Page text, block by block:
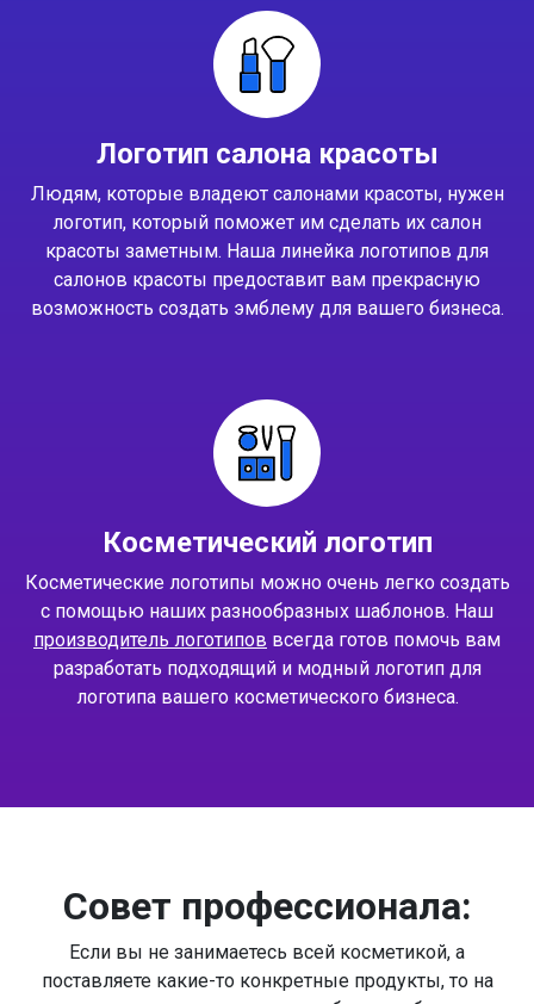
Логотип салона красоты
Людям, которые владеют салонами красоты, нужен
логотип, который поможет им сделать их салон
красоты заметным. Наша линейка логотипов для
салонов красоты предоставит вам прекрасную
возможность создать эмблему для вашего бизнеса.
Косметический логотип
Косметические логотипы можно очень легко создать
с помощью наших разнообразных шаблонов. Наш
производитель логотипов всегда готов помочь вам
разработать подходящий и модный логотип для
логотипа вашего косметического бизнеса.
Совет профессионала:
Если вы не занимаетесь всей косметикой, а
поставляете какие-то конкретные продукты, то на